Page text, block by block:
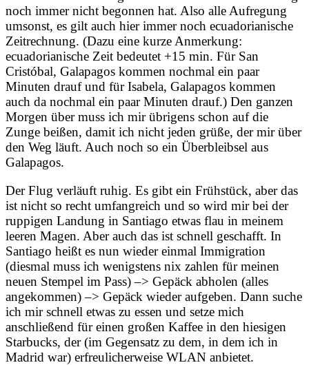
noch immer nicht begonnen hat. Also alle Aufregung
umsonst, es gilt auch hier immer noch ecuadorianische
Zeitrechnung. (Dazu eine kurze Anmerkung:
ecuadorianische Zeit bedeutet +15 min. Für San
Cristóbal, Galapagos kommen nochmal ein paar
Minuten drauf und für Isabela, Galapagos kommen
auch da nochmal ein paar Minuten drauf.) Den ganzen
Morgen über muss ich mir übrigens schon auf die
Zunge beißen, damit ich nicht jeden grüße, der mir über
den Weg läuft. Auch noch so ein Überbleibsel aus
Galapagos.
Der Flug verläuft ruhig. Es gibt ein Frühstück, aber das
ist nicht so recht umfangreich und so wird mir bei der
ruppigen Landung in Santiago etwas flau in meinem
leeren Magen. Aber auch das ist schnell geschafft. In
Santiago heißt es nun wieder einmal Immigration
(diesmal muss ich wenigstens nix zahlen für meinen
neuen Stempel im Pass) –> Gepäck abholen (alles
angekommen) –> Gepäck wieder aufgeben. Dann suche
ich mir schnell etwas zu essen und setze mich
anschließend für einen großen Kaffee in den hiesigen
Starbucks, der (im Gegensatz zu dem, in dem ich in
Madrid war) erfreulicherweise WLAN anbietet.